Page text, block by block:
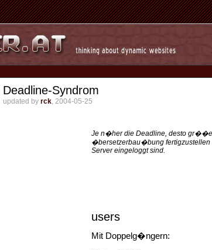
Deadline-Syndrom
updated by rck, 2004-05-25
Je n�her die Deadline, desto
�bersetzerbau�bung fertigzustellen
Server eingeloggt sind.
users
Mit Doppelg�ngern: